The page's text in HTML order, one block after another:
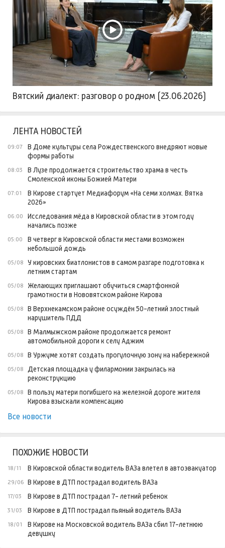
Вятский диалект: разговор о родном (23.06.2026)
ЛЕНТА НОВОСТЕЙ
09:07
В Доме культуры села Рождественского внедряют новые
формы работы
08:03
В Лузе продолжается строительство храма в честь
Смоленской иконы Божией Матери
07:01
В Кирове стартует Медиафорум «На семи холмах. Вятка
2026»
06:00
Исследования мёда в Кировской области в этом году
начались позже
05:00
В четверг в Кировской области местами возможен
небольшой дождь
05/08
У кировских биатлонистов в самом разгаре подготовка к
летним стартам
05/08
Желающих приглашают обучиться смартфонной
грамотности в Нововятском районе Кирова
05/08
В Верхнекамском районе осуждён 50-летний злостный
нарушитель ПДД
05/08
В Малмыжском районе продолжается ремонт
автомобильной дороги к селу Аджим
05/08 В Уржуме хотят создать прогулочную зону на набережной
05/08
Детская площадка у филармонии закрылась на
реконструкцию
05/08
В пользу матери погибшего на железной дороге жителя
Кирова взыскали компенсацию
Все новости
ПОХОЖИЕ НОВОСТИ
18/11 В Кировской области водитель ВАЗа влетел в автоэвакуатор
29/06 В Кирове в ДТП пострадал водитель ВАЗа
17/03 В Кирове в ДТП пострадал 7- летний ребенок
31/03 В Кирове в ДТП пострадал пьяный водитель ВАЗа
18/01
В Кирове на Московской водитель ВАЗа сбил 17-летнюю
девушку